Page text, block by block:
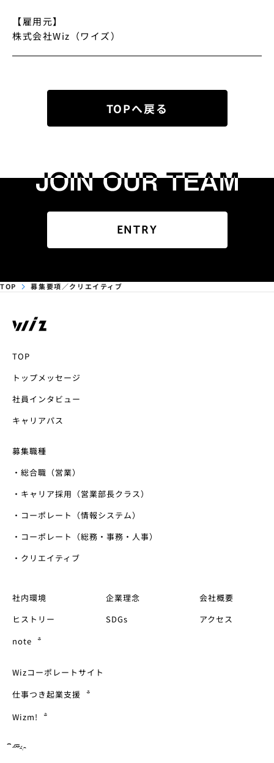
【雇用元】
株式会社Wiz（ワイズ）
TOPへ戻る
ENTRY
TOP 募集要項／クリエイティブ
TOP
トップメッセージ
社員インタビュー
キャリアパス
募集職種
・総合職（営業）
・キャリア採用（営業部長クラス）
・コーポレート（情報システム）
・コーポレート（総務・事務・人事）
・クリエイティブ
社内環境 企業理念
会社概要
ヒストリー
SDGs
アクセス
note
Wizコーポレートサイト
仕事つき起業支援
Wizm!